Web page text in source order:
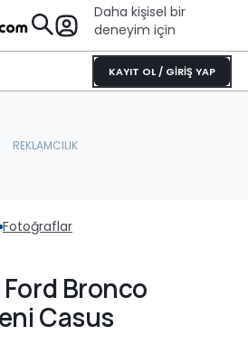
Daha kişisel bir
deneyim için
KAYIT OL / GİRİŞ YAP
Fotoğraflar
Bronco
Casus